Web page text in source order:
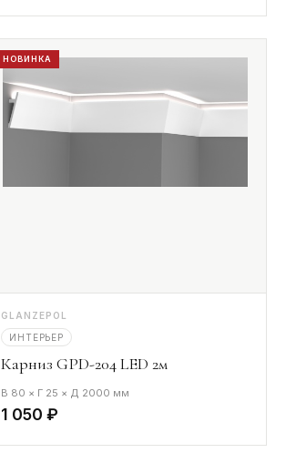
НОВИНКА
GLANZEPOL
ИНТЕРЬЕР
Карниз GPD-204 LED 2м
В 80 × Г 25 × Д 2000 мм
1 050 ₽